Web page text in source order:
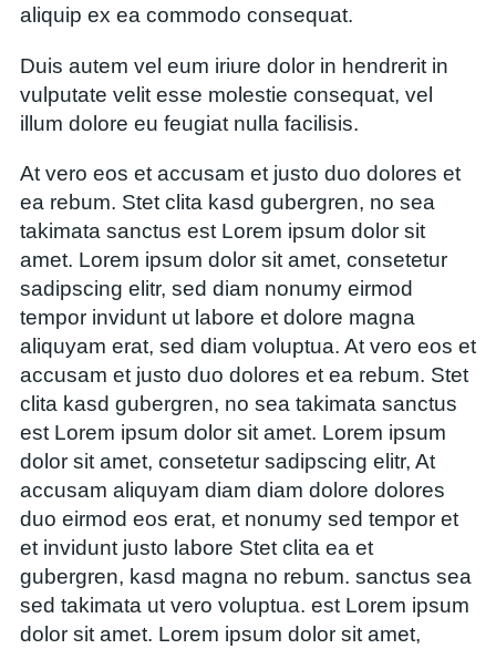
aliquip ex ea commodo consequat.
Duis autem vel eum iriure dolor in hendrerit in
vulputate velit esse molestie consequat, vel
illum dolore eu feugiat nulla facilisis.
At vero eos et accusam et justo duo dolores et
ea rebum. Stet clita kasd gubergren, no sea
takimata sanctus est Lorem ipsum dolor sit
amet. Lorem ipsum dolor sit amet, consetetur
sadipscing elitr, sed diam nonumy eirmod
tempor invidunt ut labore et dolore magna
aliquyam erat, sed diam voluptua. At vero eos et
accusam et justo duo dolores et ea rebum. Stet
clita kasd gubergren, no sea takimata sanctus
est Lorem ipsum dolor sit amet. Lorem ipsum
dolor sit amet, consetetur sadipscing elitr, At
accusam aliquyam diam diam dolore dolores
duo eirmod eos erat, et nonumy sed tempor et
et invidunt justo labore Stet clita ea et
gubergren, kasd magna no rebum. sanctus sea
sed takimata ut vero voluptua. est Lorem ipsum
dolor sit amet. Lorem ipsum dolor sit amet,